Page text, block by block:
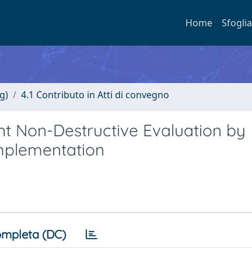
Home Sfoglia
4.1 Contributo in Atti di convegno
Non-Destructive Evaluation by
(DC)